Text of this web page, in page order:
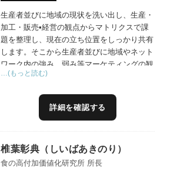
生産者並びに地域の現状を洗い出し、生産・
加工・販売•経営の観点からマトリクスで課
題を整理し、現在の立ち位置をしっかり共有
します。そこから生産者並びに地域やネット
ワーク内の強み、弱み等マーケティングの観
点から課題の優先順位を決めインパクトの高
内プロジェクト）の企画立案し実践していき
ます。また同時に私の強みである生産分野の
つ）を形にしていき経営安定強化を図りま
す。また、私の海外ネットワークから海外輸
…(もっと読む)
詳細を確認する
椎葉彰典（しいばあきのり）
食の高付加価値化研究所 所長